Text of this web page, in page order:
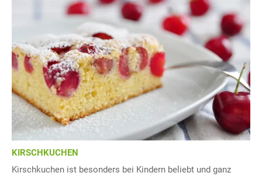
KIRSCHKUCHEN
Kirschkuchen ist besonders bei Kindern beliebt und ganz